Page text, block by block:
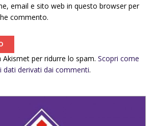
email e sito web in questo browser per
commento.
per ridurre lo spam. Scopri come
dati derivati dai commenti.